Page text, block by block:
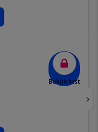
Bekijk test